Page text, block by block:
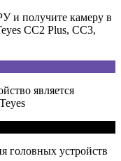
получите камеру в
CC2 Plus, CC3,
является
головных устройств